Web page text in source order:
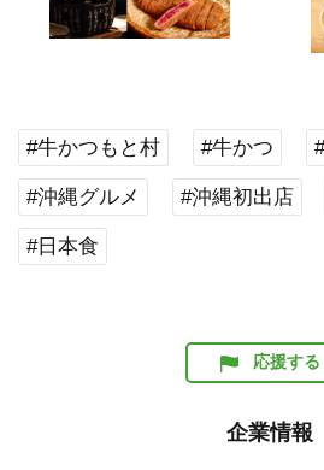
#牛かつもと村 #牛かつ
#沖縄グルメ #沖縄初出店
#日本食
応援する
企業情報